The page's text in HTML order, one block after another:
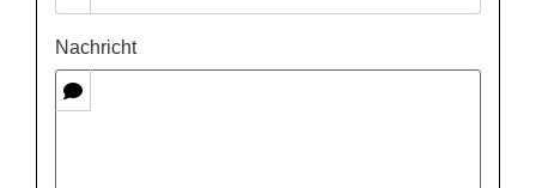
Nachricht